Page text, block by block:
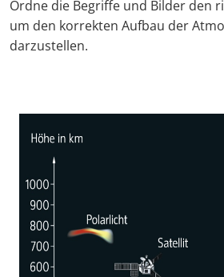
Ordne die Begriffe und Bilder den
um den korrekten Aufbau der
darzustellen.